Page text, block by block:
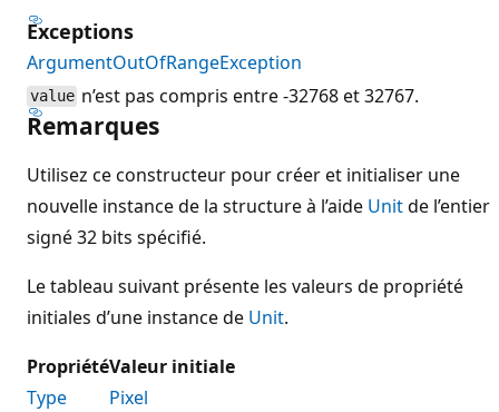
Exceptions
ArgumentOutOfRangeException
value n’est pas compris entre -32768 et 32767.
Remarques
Utilisez ce constructeur pour créer et initialiser une
nouvelle instance de la structure à l’aide Unitde l’entier
signé 32 bits spécifié.
Le tableau suivant présente les valeurs de propriété
initiales d’une instance de Unit.
PropriétéValeur initiale
Type
Pixel